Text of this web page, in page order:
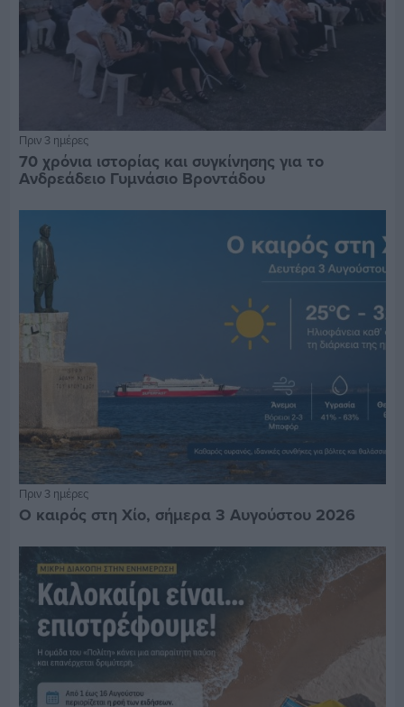
Πριν 3 ημέρες
70 χρόνια ιστορίας και συγκίνησης για το
Ανδρεάδειο Γυμνάσιο Βροντάδου
Πριν 3 ημέρες
Ο καιρός στη Χίο, σήμερα 3 Αυγούστου 2026